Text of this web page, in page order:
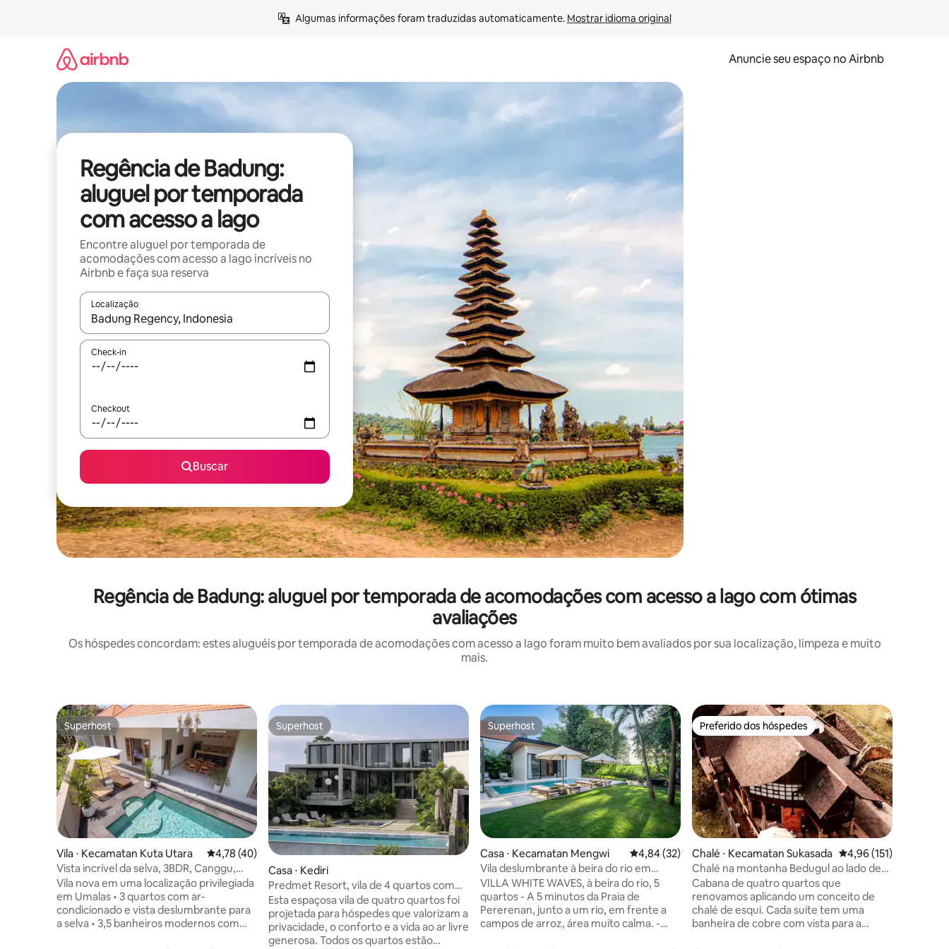
Algumas informações foram traduzidas automaticamente. Mostrar idioma original
Anuncie seu espaço no Airbnb
Regência de Badung:
aluguel por temporada
com acesso a lago
Encontre aluguel por temporada de
acomodações com acesso a lago incríveis no
Airbnb e faça sua reserva
Localização
Quando os resultados estiverem disponíveis, explore-os usando as seta para cima e para baixo do teclado ou tocando e deslizando o dedo na tela.
Check-in
Checkout
Buscar
Regência de Badung: aluguel por temporada de acomodações com acesso a lago com ótimas
avaliações
Os hóspedes concordam: estes aluguéis por temporada de acomodações com acesso a lago foram muito bem avaliados por sua localização, limpeza e muito
mais.
Superhost
Superhost
Vila ⋅ Kecamatan Kuta Utara 4,78 de uma avaliação média de 5, 40 avaliações
4,78 (40)
Vista incrível da selva, 3BDR, Canggu,
piscina enorme
Vila nova em uma localização privilegiada
em Umalas • 3 quartos com ar-
condicionado e vista deslumbrante para
a selva • 3,5 banheiros modernos com
Superhost
Superhost
Casa ⋅ Kediri
Predmet Resort, vila de 4 quartos com
piscina privativa
Esta espaçosa vila de quatro quartos foi
projetada para hóspedes que valorizam a
privacidade, o conforto e a vida ao ar livre
generosa. Todos os quartos estão
Superhost
Superhost
Casa ⋅ Kecamatan Mengwi 4,84 de uma avaliação média de 5, 32 avaliações
4,84 (32)
Vila deslumbrante à beira do rio em
Canggu Pererenan
VILLA WHITE WAVES, à beira do rio, 5
quartos - A 5 minutos da Praia de
Pererenan, junto a um rio, em frente a
campos de arroz, área muito calma. -
Preferido dos hóspedes
Preferido dos hóspedes
Chalé ⋅ Kecamatan Sukasada 4,96 de uma avaliação
4,96 (151)
Chalé na montanha Bedugul ao lado de
3.000 ha de floresta
Cabana de quatro quartos que
renovamos aplicando um conceito de
chalé de esqui. Cada suíte tem uma
banheira de cobre com vista para a